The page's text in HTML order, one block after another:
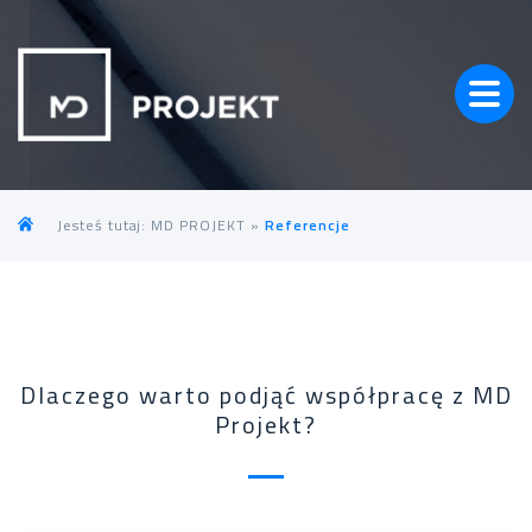
Jesteś tutaj: MD PROJEKT » Referencje
Dlaczego warto podjąć współpracę z MD
Projekt?